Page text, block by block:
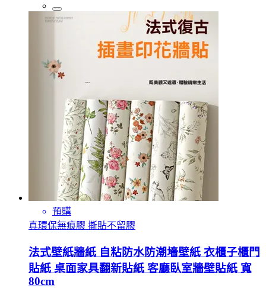
預購
真環保無痕膠 撕貼不留膠
法式壁紙牆紙 自粘防水防潮墻壁紙 衣櫃子櫃門
貼紙 桌面家具翻新貼紙 客廳臥室牆壁貼紙 寬
80cm